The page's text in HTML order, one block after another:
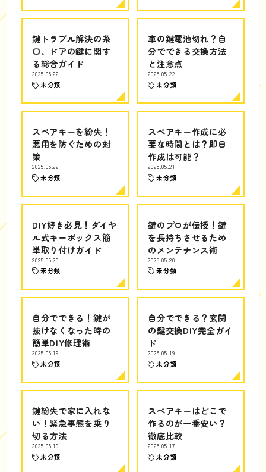
鍵トラブル解決の糸
口、ドアの鍵に関す
る総合ガイド
2025.05.22
未分類
車の鍵電池切れ？自
分でできる交換方法
と注意点
2025.05.22
未分類
スペアキーを紛失！
悪用を防ぐための対
策
2025.05.22
未分類
スペアキー作成に必
要な時間とは？即日
作成は可能？
2025.05.21
未分類
DIY好き必見！ダイヤ
ル式キーボックス簡
単取り付けガイド
2025.05.20
未分類
鍵のプロが伝授！鍵
を長持ちさせるため
のメンテナンス術
2025.05.20
未分類
自分でできる！鍵が
抜けなくなった時の
簡単DIY修理術
2025.05.19
未分類
自分でできる？玄関
の鍵交換DIY完全ガイ
ド
2025.05.19
未分類
鍵紛失で家に入れな
い！緊急事態を乗り
切る方法
2025.05.19
未分類
スペアキーはどこで
作るのが一番安い？
徹底比較
2025.05.17
未分類